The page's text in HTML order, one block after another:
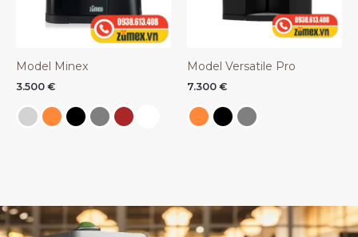
Model Minex
3.500 €
Model Versatile Pro
7.300 €